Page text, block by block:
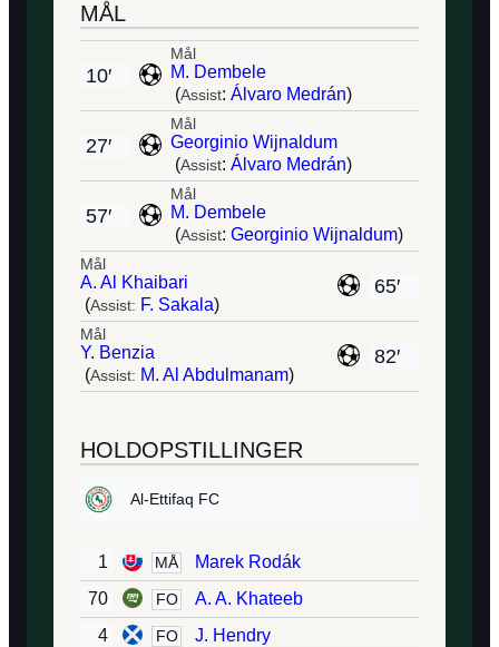
MÅL
Mål
M. Dembele
(Assist: Álvaro Medrán)
10′
Mål
Georginio Wijnaldum
(Assist: Álvaro Medrán)
27′
Mål
M. Dembele
(Assist: Georginio Wijnaldum)
57′
65′
Mål
A. Al Khaibari
(Assist: F. Sakala)
82′
Mål
Y. Benzia
(Assist: M. Al Abdulmanam)
HOLDOPSTILLINGER
Al-Ettifaq FC
1 MÅ
Marek Rodák
70
FO
A. A. Khateeb
4
FO
J. Hendry